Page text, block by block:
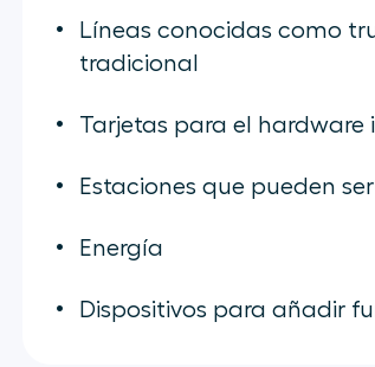
Líneas conocidas como
tradicional
Tarjetas para el hardware
Estaciones que pueden
Energía
Dispositivos para añadir